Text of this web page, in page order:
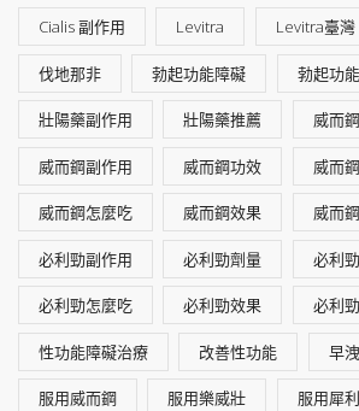
Cialis 副作用 Levitra Levitra臺灣
伐地那非 勃起功能障礙 勃起功
壯陽藥副作用 壯陽藥推薦 威而鋼
威而鋼副作用 威而鋼功效 威而
威而鋼怎麼吃 威而鋼效果 威而
必利勁副作用 必利勁劑量 必利
必利勁怎麼吃 必利勁效果 必利
性功能障礙治療 改善性功能 早洩
服用威而鋼 服用樂威壯 服用犀